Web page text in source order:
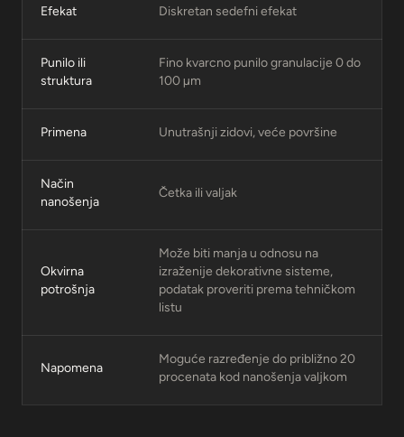
Efekat Diskretan sedefni efekat
Punilo ili
struktura
Fino kvarcno punilo granulacije 0 do
100 µm
Primena Unutrašnji zidovi, veće površine
Način
nanošenja
Četka ili valjak
Okvirna
potrošnja
Može biti manja u odnosu na
izraženije dekorativne sisteme,
podatak proveriti prema tehničkom
listu
Napomena
Moguće razređenje do približno 20
procenata kod nanošenja valjkom